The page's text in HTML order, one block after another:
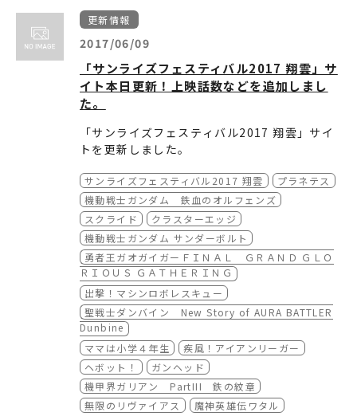
・9/9『THEビッグオー』
ゲストに さとうけいいちさんを追加
入場者プレゼントを追加
・9/16『シティーハンター』
・8/24『機甲界ガリアン 鉄の紋章』
司会に竹田裕一郎さんを追加
・9/4『星方天使エンジェルリンクス』
入場者プレゼント告知、プレゼント抽選会告知
・9/12『無敵超人ザンボット３』
プレゼント抽選会告知を追加
・『ヘボット！』
発売日を追加
・グッズページ記載の全商品のオンライン販売
が決定!
新宿ピカデリー上映作品のチケットの発売がい
よいよ下記よりスタートします。
窓口：8/4(金)劇場オープン時より販売開始
※インターネット販売でチケットが完売した場
合、劇場窓口での販売はございません。
買い逃しの無いようにお早めにご購入下さい！
更新情報
2017/06/09
「サンライズフェスティバル2017 翔雲」サ
イト本日更新！上映話数などを追加しまし
た。
「サンライズフェスティバル2017 翔雲」サイ
トを更新しました。
『ファイ・ブレイン ～神のパズル』上映話数投
票を追加
※投票期間 6月9日（金）12:00～6月23日
（金）23:59
■イベント概要
・協賛を追加
■スケジュール
・イベントタイトル/ゲスト/上映話数を追加
・HD/SD/35mmと音声マークを追加
・8/21「疾風！アイアンリーガー 応援上映」
に「応援上映について」を追加
・8/23『ガンヘッド』を追加
是非チェックして下さい！
サンライズフェスティバル2017 翔雲
プラネテス
機動戦士ガンダム 鉄血のオルフェンズ
スクライド
クラスターエッジ
機動戦士ガンダム サンダーボルト
勇者王ガオガイガーＦＩＮＡＬ ＧＲＡＮＤ ＧＬＯ
ＲＩＯＵＳ ＧＡＴＨＥＲＩＮＧ
出撃！マシンロボレスキュー
聖戦士ダンバイン New Story of AURA BATTLER
Dunbine
ママは小学４年生
疾風！アイアンリーガー
ヘボット！
ガンヘッド
機甲界ガリアン PartIII 鉄の紋章
無限のリヴァイアス
魔神英雄伝ワタル